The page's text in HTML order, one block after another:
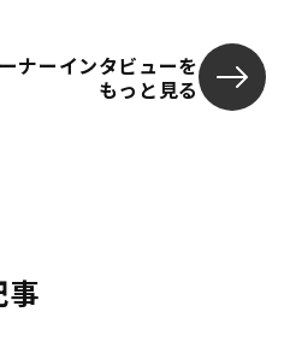
手元の現金を
で運用したか
ると思ってい
投資の何が魅
ナーインタビューを
もっと見る
事